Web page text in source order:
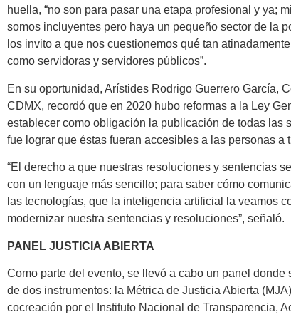
huella, “no son para pasar una etapa profesional y ya;
somos incluyentes pero haya un pequeño sector de la
los invito a que nos cuestionemos qué tan
como servidoras y servidores públicos”.
En su oportunidad, Arístides Rodrigo Guerrero García,
CDMX, recordó que en 2020 hubo reformas a la Ley
establecer como obligación la publicación de todas las
fue lograr que éstas fueran accesibles a las personas a
“El derecho a que nuestras resoluciones y sentencias
con un lenguaje más sencillo; para saber cómo
las tecnologías, que la inteligencia artificial la veamos
modernizar nuestra sentencias y resoluciones”, señaló.
PANEL JUSTICIA ABIERTA
Como parte del evento, se llevó a cabo un panel
de dos instrumentos: la Métrica de Justicia Abierta
cocreación por el Instituto Nacional de Transparencia,